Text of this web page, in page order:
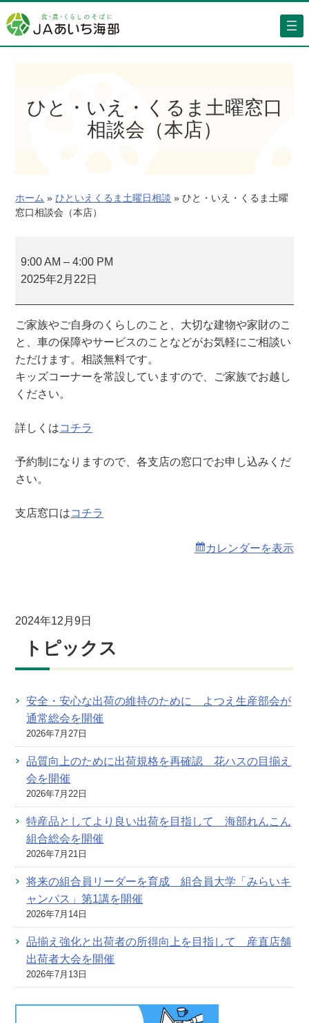
容
を
ひと・いえ・くるま土曜窓口
相談会（本店）
ホーム » ひといえくるま土曜日相談 » ひと・いえ・くるま土曜
窓口相談会（本店）
と
・
・
く
る
ま
土
窓
相
談
（
9:00 AM –4:00 PM
2025年2月22日
ご家族やご自身のくらしのこと、大切な建物や家財のこ
と、車の保障やサービスのことなどがお気軽にご相談い
ただけます。相談無料です。
キッズコーナーを常設していますので、ご家族でお越し
ください。
詳しくはコチラ
予約制になりますので、各支店の窓口でお申し込みくだ
さい。
支店窓口はコチラ
カレンダーを表示
2024年12月9日
トピックス
安全・安心な出荷の維持のために よつえ生産部会が
通常総会を開催
2026年7月27日
品質向上のために出荷規格を再確認 花ハスの目揃え
会を開催
2026年7月22日
特産品としてより良い出荷を目指して 海部れんこん
組合総会を開催
2026年7月21日
将来の組合員リーダーを育成 組合員大学「みらいキ
ャンパス」第1講を開催
2026年7月14日
品揃え強化と出荷者の所得向上を目指して 産直店舗
出荷者大会を開催
2026年7月13日